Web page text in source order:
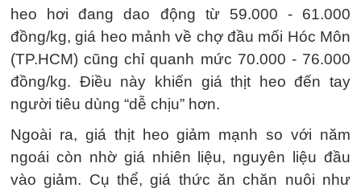
heo hơi đang dao động từ 59.000 - 61.000
đồng/kg, giá heo mảnh về chợ đầu mối Hóc Môn
(TP.HCM) cũng chỉ quanh mức 70.000 - 76.000
đồng/kg. Điều này khiến giá thịt heo đến tay
người tiêu dùng “dễ chịu” hơn.
Ngoài ra, giá thịt heo giảm mạnh so với năm
ngoái còn nhờ giá nhiên liệu, nguyên liệu đầu
vào giảm. Cụ thể, giá thức ăn chăn nuôi như